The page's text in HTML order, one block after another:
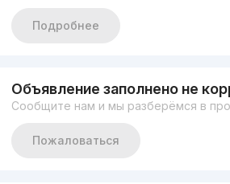
техникой с шикарной
Цена: 123.000
Подробнее
Объявление заполнено не
Сообщите нам и мы разберёмся в
Пожаловаться